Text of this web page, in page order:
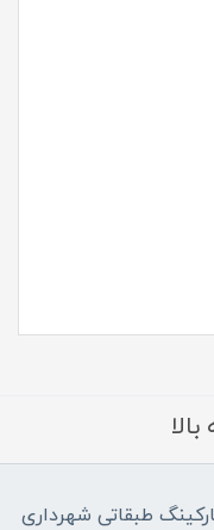
طبقاتی شهرداری